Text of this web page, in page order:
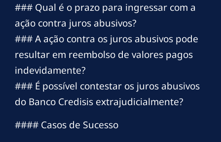
### Qual é o prazo para ingressar com a
ação contra juros abusivos?
### A ação contra os juros abusivos pode
resultar em reembolso de valores pagos
indevidamente?
### É possível contestar os juros abusivos
do Banco Credisis extrajudicialmente?
#### Casos de Sucesso